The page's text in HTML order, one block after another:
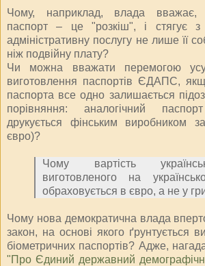
Чому, наприклад, влада вважає,
паспорт – це "розкіш", і стягує
адміністративну послугу не лише її
ніж подвійну плату?
Чи можна вважати перемогою
виготовлення паспортів ЄДАПС,
паспорта все одно залишається
порівняння: аналогічний
друкується фінським виробником
євро)?
Чому вартість
виготовленого на
обраховується в євро, а не у
Чому нова демократична влада
закон, на основі якого ґрунтується
біометричних паспортів? Адже,
"Про Єдиний державний